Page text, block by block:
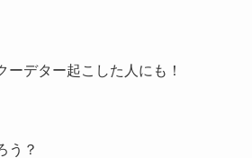
ーデター起こした人にも！
う？